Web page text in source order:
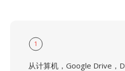
1
从计算机，Google Drive，